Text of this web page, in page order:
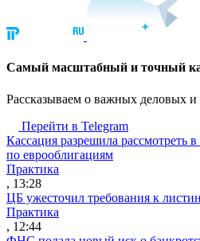
Cамый масштабный и точный
Рассказываем о важных деловых
Перейти в Telegram
Кассация разрешила рассмотреть
по еврооблигациям
Практика
, 13:28
ЦБ ужесточил требования к
Практика
, 12:44